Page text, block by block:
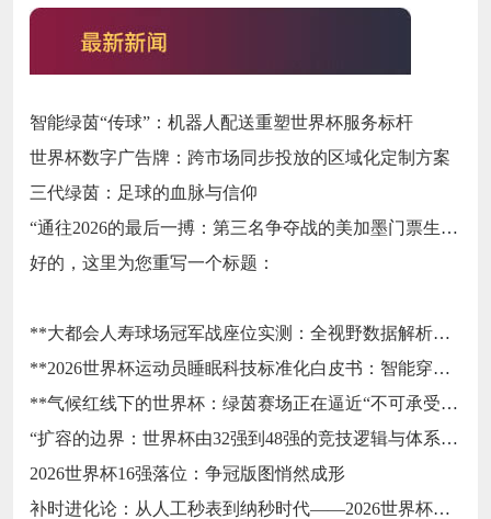
智能绿茵“传球”：机器人配送重塑世界杯服务标杆
世界杯数字广告牌：跨市场同步投放的区域化定制方案
三代绿茵：足球的血脉与信仰
“通往2026的最后一搏：第三名争夺战的美加墨门票生死局”
好的，这里为您重写一个标题：
**大都会人寿球场冠军战座位实测：全视野数据解析与等级精准评估**
**2026世界杯运动员睡眠科技标准化白皮书：智能穿戴监测标准与认证体系框架**
**气候红线下的世界杯：绿茵赛场正在逼近“不可承受之热”**
“扩容的边界：世界杯由32强到48强的竞技逻辑与体系重塑”
2026世界杯16强落位：争冠版图悄然成形
补时进化论：从人工秒表到纳秒时代——2026世界杯计时规则展望